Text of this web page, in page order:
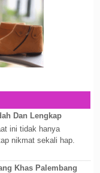
Dan Lengkap
ini tidak hanya
nikmat sekali hap.
Khas Palembang